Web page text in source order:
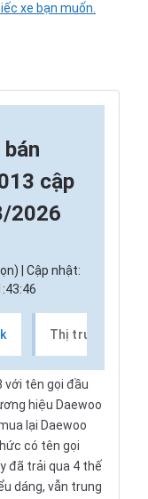
xe bạn muốn.
cập
2026
| Cập nhật:
Thị trường xe
với tên gọi đầu
hiệu Daewoo
lại Daewoo
có tên gọi
đã trải qua 4 thế
dáng, vẫn trung